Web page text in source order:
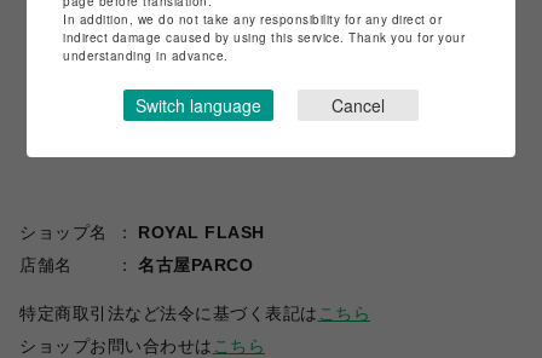
ショップ名
ROYAL FLASH
店舗名
名古屋PARCO
特定商取引法など法令に基づく表記は こちら
ショップお問い合わせは こちら
In addition, we do not take any responsibility for any direct or
indirect damage caused by using this service. Thank you for your
understanding in advance.
Switch language Cancel